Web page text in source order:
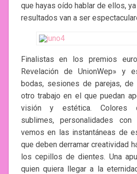
que hayas oído hablar de ellos,
resultados van a ser
Finalistas en los premios
Revelación de UnionWep» y
bodas, sesiones de parejas, de
otro trabajo en el que puedan
visión y estética. Colores
sublimes, personalidades
vemos en las instantáneas de
que deben derramar creatividad
los cepillos de dientes. Una
quien quiera llegar a la